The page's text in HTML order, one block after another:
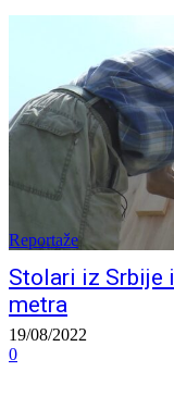
Reportaže
Stolari iz Srbije
metra
19/08/2022
0